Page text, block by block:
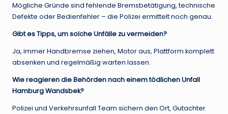
Mögliche Gründe sind fehlende Bremsbetätigung, technische
Defekte oder Bedienfehler – die Polizei ermittelt noch genau.
Gibt es Tipps, um solche Unfälle zu vermeiden?
Ja, immer Handbremse ziehen, Motor aus, Plattform komplett
absenken und regelmäßig warten lassen.
Wie reagieren die Behörden nach einem tödlichen Unfall
Hamburg Wandsbek?
Polizei und Verkehrsunfall Team sichern den Ort, Gutachter